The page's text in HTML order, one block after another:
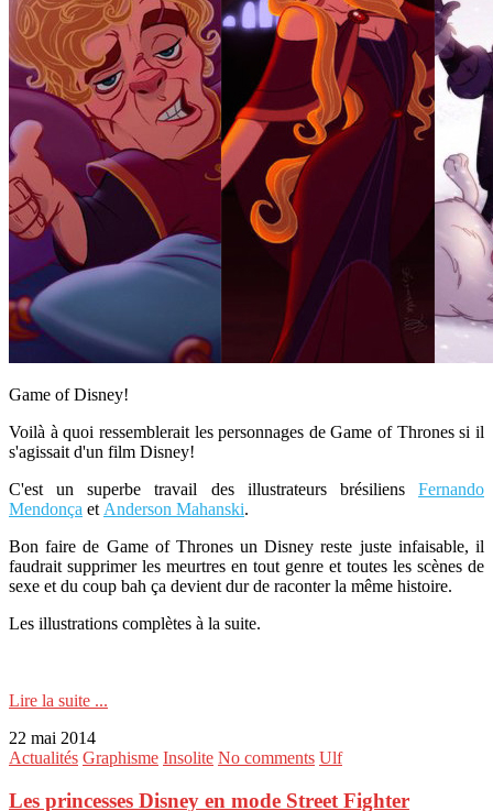
Game of Disney!
Voilà à quoi ressemblerait les personnages de Game of Thrones si il
s'agissait d'un film Disney!
C'est un superbe travail des illustrateurs brésiliens Fernando
Mendonça et Anderson Mahanski.
Bon faire de Game of Thrones un Disney reste juste infaisable, il
faudrait supprimer les meurtres en tout genre et toutes les scènes de
sexe et du coup bah ça devient dur de raconter la même histoire.
Les illustrations complètes à la suite.
Lire la suite ...
22 mai 2014
Actualités Graphisme Insolite No comments Ulf
Les princesses Disney en mode Street Fighter